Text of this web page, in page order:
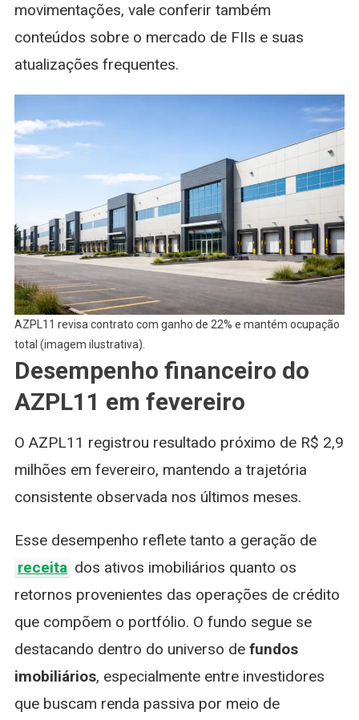
movimentações, vale conferir também
conteúdos sobre o mercado de FIIs e suas
atualizações frequentes.
AZPL11 revisa contrato com ganho de 22% e mantém ocupação
total (imagem ilustrativa).
Desempenho financeiro do
AZPL11 em fevereiro
O AZPL11 registrou resultado próximo de R$ 2,9
milhões em fevereiro, mantendo a trajetória
consistente observada nos últimos meses.
Esse desempenho reflete tanto a geração de
receita dos ativos imobiliários quanto os
retornos provenientes das operações de crédito
que compõem o portfólio. O fundo segue se
destacando dentro do universo de fundos
imobiliários, especialmente entre investidores
que buscam renda passiva por meio de